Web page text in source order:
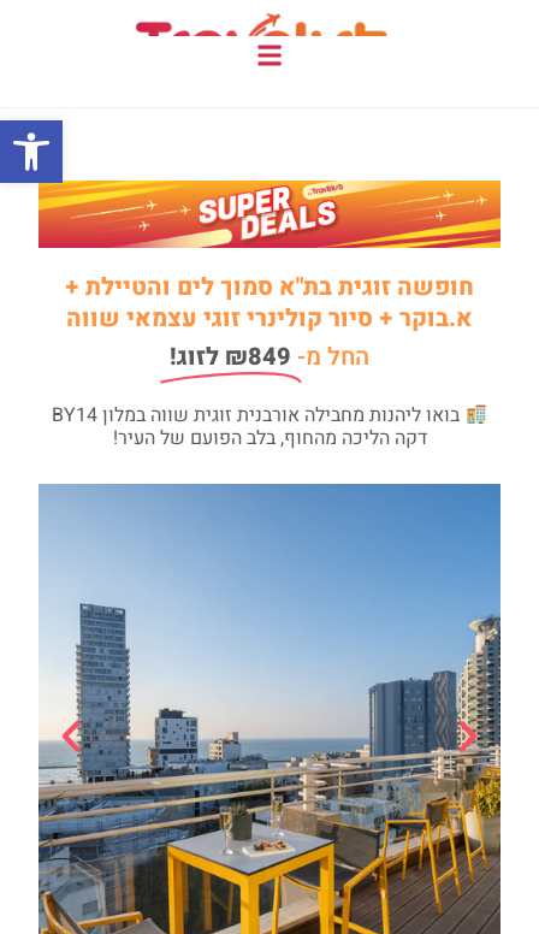
חופשה זוגית בת"א סמוך לים והטיילת +
א.בוקר + סיור קולינרי זוגי עצמאי שווה
החל מ- ₪849 לזוג!
בואו ליהנות מחבילה אורבנית זוגית שווה במלון BY14
דקה הליכה מהחוף, בלב הפועם של העיר!